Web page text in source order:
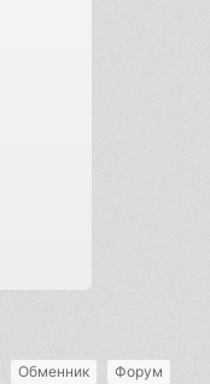
Обменник Форум